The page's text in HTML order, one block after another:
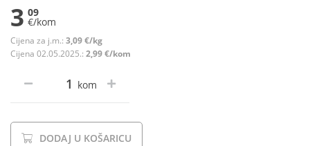
3 09
€/kom
Cijena za j.m.: 3,09 €/kg
Cijena 02.05.2025.: 2,99 €/kom
kom
DODAJ U KOŠARICU